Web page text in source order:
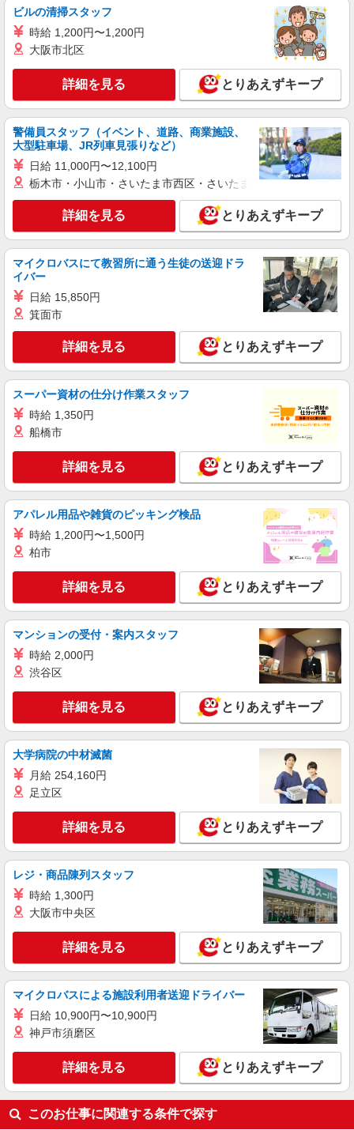
ビルの清掃スタッフ
時給 1,200円〜1,200円
大阪市北区
詳細を見る とりあえずキープ
警備員スタッフ（イベント、道路、商業施設、
大型駐車場、JR列車見張りなど）
日給 11,000円〜12,100円
栃木市・小山市・さいたま市西区・さいたま市岩槻区・久喜市・
詳細を見る とりあえずキープ
マイクロバスにて教習所に通う生徒の送迎ドラ
イバー
日給 15,850円
箕面市
詳細を見る とりあえずキープ
スーパー資材の仕分け作業スタッフ
時給 1,350円
船橋市
詳細を見る とりあえずキープ
アパレル用品や雑貨のピッキング検品
時給 1,200円〜1,500円
柏市
詳細を見る とりあえずキープ
マンションの受付・案内スタッフ
時給 2,000円
渋谷区
詳細を見る とりあえずキープ
大学病院の中材滅菌
月給 254,160円
足立区
詳細を見る とりあえずキープ
レジ・商品陳列スタッフ
時給 1,300円
大阪市中央区
詳細を見る とりあえずキープ
マイクロバスによる施設利用者送迎ドライバー
日給 10,900円〜10,900円
神戸市須磨区
詳細を見る とりあえずキープ
このお仕事に関連する条件で探す